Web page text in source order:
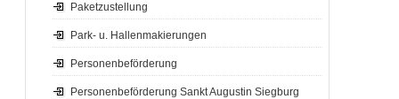
Paketzustellung
Park- u. Hallenmakierungen
Personenbeförderung
Personenbeförderung Sankt Augustin Siegburg